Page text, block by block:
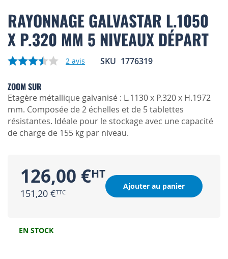
to
the
beginning
of
images
RAYONNAGE GALVASTAR L.1050
X P.320 MM 5 NIVEAUX DÉPART
2 avis SKU 1776319
ZOOM SUR
Etagère métallique galvanisé : L.1130 x P.320 x H.1972
mm. Composée de 2 échelles et de 5 tablettes
résistantes. Idéale pour le stockage avec une capacité
de charge de 155 kg par niveau.
126,00 €
151,20 €
Ajouter au panier
EN STOCK